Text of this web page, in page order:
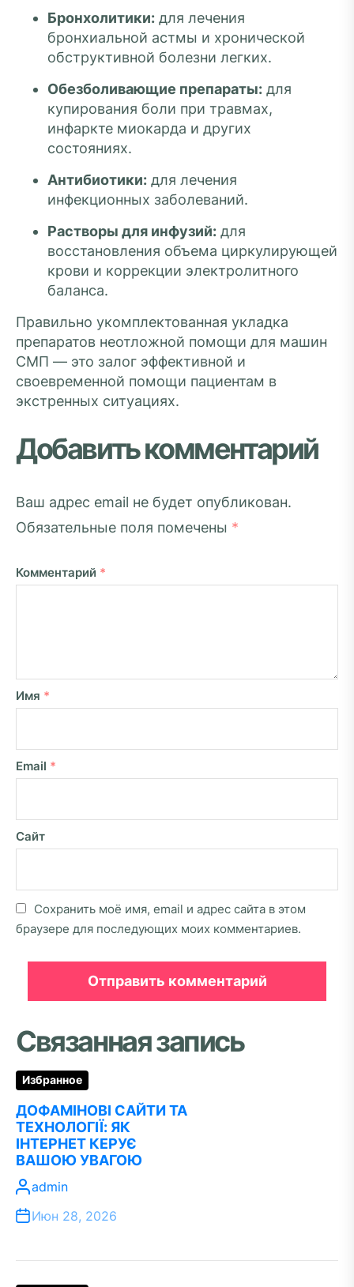
Бронхолитики: для лечения
бронхиальной астмы и хронической
обструктивной болезни легких.
Обезболивающие препараты: для
купирования боли при травмах,
инфаркте миокарда и других
состояниях.
Антибиотики: для лечения
инфекционных заболеваний.
Растворы для инфузий: для
восстановления объема циркулирующей
крови и коррекции электролитного
баланса.
Правильно укомплектованная укладка
препаратов неотложной помощи для машин
СМП — это залог эффективной и
своевременной помощи пациентам в
экстренных ситуациях.
Добавить комментарий
Ваш адрес email не будет опубликован.
Обязательные поля помечены *
Комментарий *
Имя *
Email *
Сайт
Сохранить моё имя, email и адрес сайта в этом
браузере для последующих моих комментариев.
Связанная запись
Избранное
ДОФАМІНОВІ САЙТИ ТА
ТЕХНОЛОГІЇ: ЯК
ІНТЕРНЕТ КЕРУЄ
ВАШОЮ УВАГОЮ
admin
Июн 28, 2026